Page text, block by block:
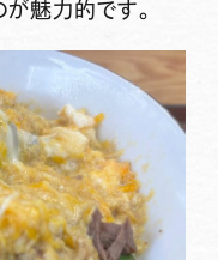
魅力的です。